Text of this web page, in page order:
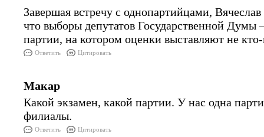
Завершая встречу с однопартийцами,
что выборы депутатов Государственной Думы
партии, на котором оценки выставляют не
Ответить Цитировать
Макар
Какой экзамен, какой партии. У нас одна
филиалы.
Ответить Цитировать